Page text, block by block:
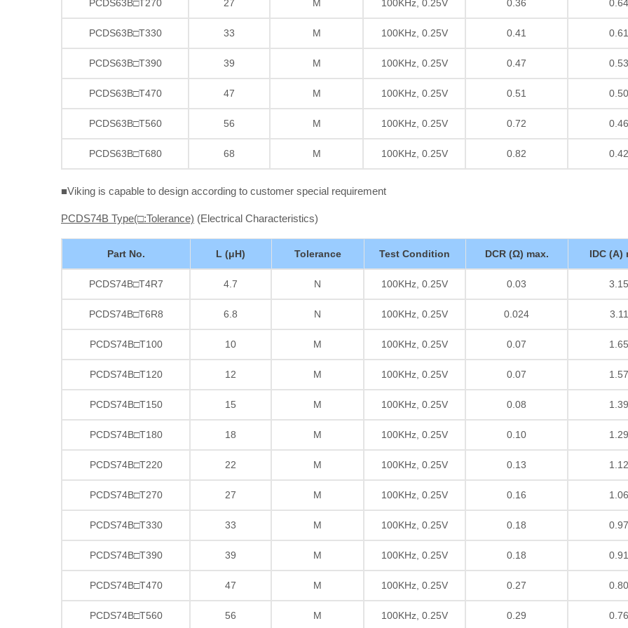
PCDS63B□T270 27 M 100KHz, 0.25V 0.36 0.64
PCDS63B□T330 33 M 100KHz, 0.25V 0.41 0.61
PCDS63B□T390 39 M 100KHz, 0.25V 0.47 0.53
PCDS63B□T470 47 M 100KHz, 0.25V 0.51 0.50
PCDS63B□T560 56 M 100KHz, 0.25V 0.72 0.46
PCDS63B□T680 68 M 100KHz, 0.25V 0.82 0.42
■Viking is capable to design according to customer special requirement
PCDS74B Type(□:Tolerance) (Electrical Characteristics)
Part No. L (μH) Tolerance Test Condition DCR (Ω) max. IDC (A)
PCDS74B□T4R7 4.7 N 100KHz, 0.25V 0.03 3.15
PCDS74B□T6R8 6.8 N 100KHz, 0.25V 0.024 3.11
PCDS74B□T100 10 M 100KHz, 0.25V 0.07 1.65
PCDS74B□T120 12 M 100KHz, 0.25V 0.07 1.57
PCDS74B□T150 15 M 100KHz, 0.25V 0.08 1.39
PCDS74B□T180 18 M 100KHz, 0.25V 0.10 1.29
PCDS74B□T220 22 M 100KHz, 0.25V 0.13 1.12
PCDS74B□T270 27 M 100KHz, 0.25V 0.16 1.06
PCDS74B□T330 33 M 100KHz, 0.25V 0.18 0.97
PCDS74B□T390 39 M 100KHz, 0.25V 0.18 0.91
PCDS74B□T470 47 M 100KHz, 0.25V 0.27 0.80
PCDS74B□T560 56 M 100KHz, 0.25V 0.29 0.76